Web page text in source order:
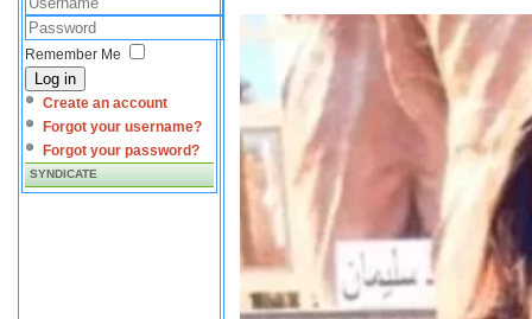
Remember Me
Log in
Create an account
Forgot your username?
Forgot your password?
SYNDICATE